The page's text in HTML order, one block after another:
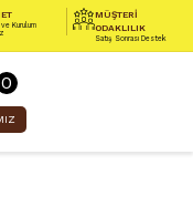
Kurulum
MÜŞTERİ
ODAKLILIK
Satış Sonrası Destek
0